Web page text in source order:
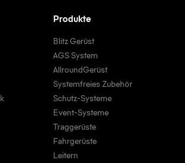
Produkte
Blitz Gerüst
AGS System
AllroundGerüst
Systemfreies Zubehör
Schutz-Systeme
Event-Systeme
Traggerüste
Fahrgerüste
Leitern